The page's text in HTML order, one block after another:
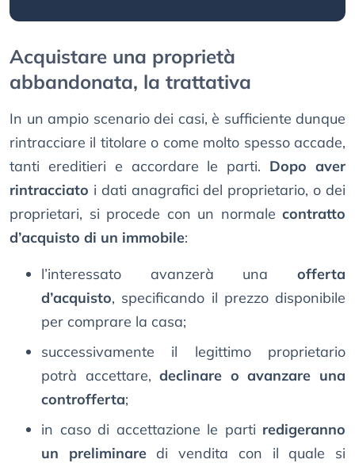
Acquistare una proprietà
abbandonata, la trattativa
In un ampio scenario dei casi, è sufficiente dunque
rintracciare il titolare o come molto spesso accade,
tanti ereditieri e accordare le parti. Dopo aver
rintracciato i dati anagrafici del proprietario, o dei
proprietari, si procede con un normale contratto
d’acquisto di un immobile:
l’interessato avanzerà una offerta
d’acquisto, specificando il prezzo disponibile
per comprare la casa;
successivamente il legittimo proprietario
potrà accettare,declinare o avanzare una
controfferta;
in caso di accettazione le parti redigeranno
un preliminaredi vendita con il quale si